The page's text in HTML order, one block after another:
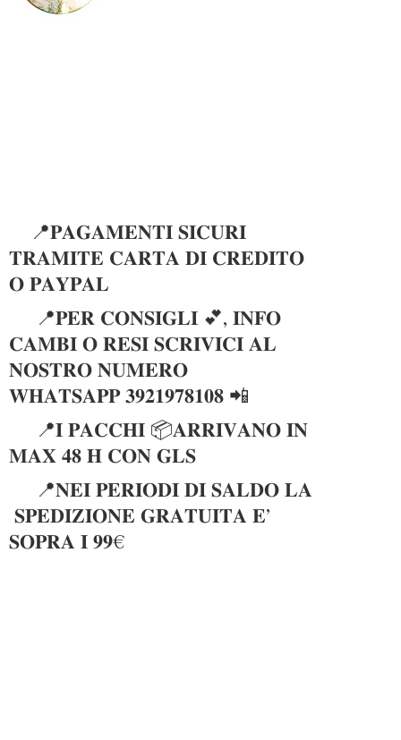
📍𝐏𝐀𝐆𝐀𝐌𝐄𝐍𝐓𝐈 𝐒𝐈𝐂𝐔𝐑𝐈
𝐓𝐑𝐀𝐌𝐈𝐓𝐄 𝐂𝐀𝐑𝐓𝐀 𝐃𝐈 𝐂𝐑𝐄𝐃𝐈𝐓𝐎
𝐎 𝐏𝐀𝐘𝐏𝐀𝐋
📍𝐏𝐄𝐑 𝐂𝐎𝐍𝐒𝐈𝐆𝐋𝐈 💕, 𝐈𝐍𝐅𝐎
𝐂𝐀𝐌𝐁𝐈 𝐎 𝐑𝐄𝐒𝐈 𝐒𝐂𝐑𝐈𝐕𝐈𝐂𝐈 𝐀𝐋
𝐍𝐎𝐒𝐓𝐑𝐎 𝐍𝐔𝐌𝐄𝐑𝐎
𝐖𝐇𝐀𝐓𝐒𝐀𝐏𝐏 𝟑𝟗𝟐𝟏𝟗𝟕𝟖𝟏𝟎𝟖 📲
📍𝐈 𝐏𝐀𝐂𝐂𝐇𝐈 📦𝐀𝐑𝐑𝐈𝐕𝐀𝐍𝐎 𝐈𝐍
𝐌𝐀𝐗 𝟒𝟖 𝐇 𝐂𝐎𝐍 𝐆𝐋𝐒
📍𝐍𝐄𝐈 𝐏𝐄𝐑𝐈𝐎𝐃𝐈 𝐃𝐈 𝐒𝐀𝐋𝐃𝐎 𝐋𝐀
𝐒𝐏𝐄𝐃𝐈𝐙𝐈𝐎𝐍𝐄 𝐆𝐑𝐀𝐓𝐔𝐈𝐓𝐀 𝐄’
𝐒𝐎𝐏𝐑𝐀 𝐈 𝟗𝟗€